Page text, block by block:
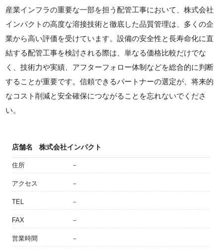
産業インフラの重要な一部を担う配管工事において、株式会社
インパクトの高度な溶接技術と徹底した品質管理は、多くの企
業から高い評価を受けています。設備の安全性と長寿命化に直
結する配管工事を検討される際は、単なる価格比較だけでな
く、技術力や実績、アフターフォロー体制などを総合的に判断
することが重要です。信頼できるパートナーの選定が、将来的
なコスト削減と安全確保につながることを忘れないでくださ
い。
店舗名 株式会社インパクト
住所 －
アクセス －
TEL －
FAX －
営業時間 －